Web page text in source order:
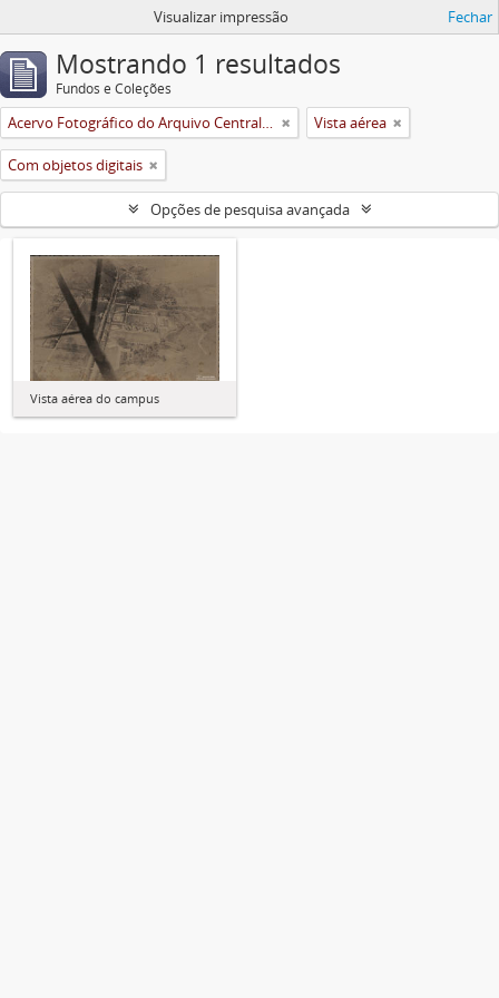
Visualizar impressão Fechar
Mostrando 1 resultados
Fundos e Coleções
Acervo Fotográfico do Arquivo Central Histórico da UFV Vista aérea
Com objetos digitais
Opções de pesquisa avançada
Vista aérea do campus